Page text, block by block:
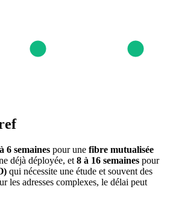
6 semaines pour une fibre mutualisée
déjà déployée, et 8 à 16 semaines pour
qui nécessite une étude et souvent des
les adresses complexes, le délai peut